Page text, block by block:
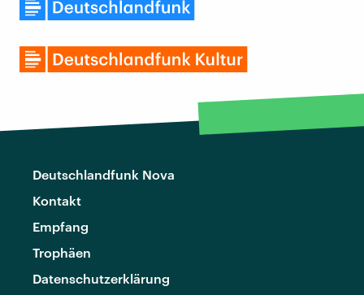
Deutschlandfunk Nova
Kontakt
Empfang
Trophäen
Datenschutzerklärung